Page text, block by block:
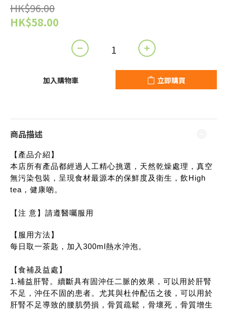
HK$96.00
HK$58.00
加入購物車 立即購買
商品描述
【產品介紹】
本店所有產品都經過人工精心挑選，天然乾燥處理，真空
無污染包裝，呈現食材最源本的保鮮度及衛生，飲High
tea，健康啲。
【注 意】請遵醫囑服用
【服用方法】
每日取一茶匙，加入300ml熱水沖泡。
【食補及益處】
1.補益肝腎。續斷具有固沖任二脈的效果，可以用於肝腎
不足，沖任不固的患者。尤其與杜仲配伍之後，可以用於
肝腎不足導致的腰肌勞損，骨質疏鬆，骨壞死，骨質增生